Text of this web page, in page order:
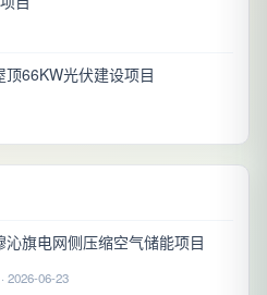
66KW光伏建设项目
旗电网侧压缩空气储能项目
2026-06-23